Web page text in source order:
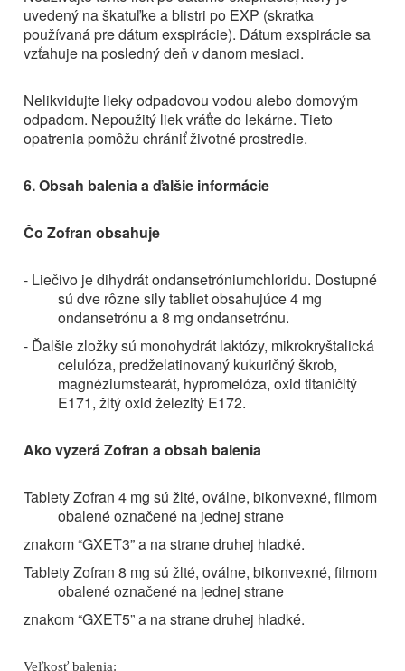
uvedený na škatuľke a blistri po EXP (skratka
používaná pre dátum exspirácie). Dátum exspirácie sa
vzťahuje na posledný deň v danom mesiaci.
Nelikvidujte lieky odpadovou vodou alebo domovým
odpadom. Nepoužitý liek vráťte do lekárne. Tieto
opatrenia pomôžu chrániť životné prostredie.
6. Obsah balenia a ďalšie informácie
Čo Zofran obsahuje
- Liečivo jedihydrát ondansetróniumchloridu. Dostupné
sú dve rôzne sily tabliet obsahujúce 4 mg
ondansetrónu a 8 mg ondansetrónu.
- Ďalšie zložky sú monohydrát laktózy, mikrokryštalická
celulóza, predželatinovaný kukuričný škrob,
magnéziumstearát, hypromelóza, oxid titaničitý
E171, žltý oxid železitý E172.
Ako vyzerá Zofran a obsah balenia
Tablety Zofran 4 mg sú žlté, oválne, bikonvexné, filmom
obalené označené na jednej strane
znakom“GXET3” a na strane druhej hladké.
Tablety Zofran 8 mg sú žlté, oválne, bikonvexné, filmom
obalené označené na jednej strane
znakom“GXET5” a na strane druhej hladké.
Veľkosť balenia: